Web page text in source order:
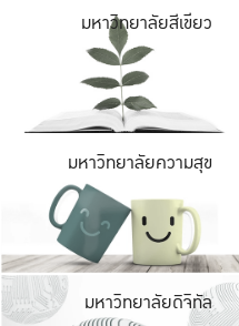
มหาวิทยาลัยสีเขียว
มหาวิทยาลัยความสุข
มหาวิทยาลัยดิจิทัล